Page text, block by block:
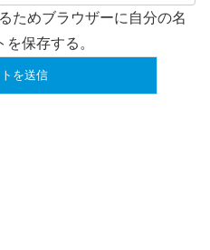
ためブラウザーに自分の名
保存する。